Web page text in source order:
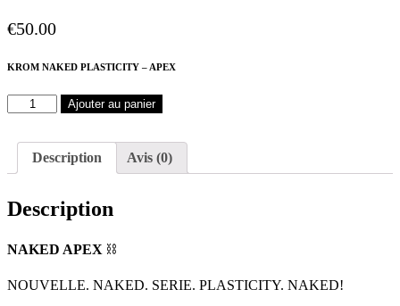
€50.00
KROM NAKED PLASTICITY – APEX
quantité
de
NAKED
PLASTICITY
Ajouter au panier
Description Avis (0)
Description
NAKED APEX ⛓
NOUVELLE. NAKED. SERIE. PLASTICITY. NAKED!